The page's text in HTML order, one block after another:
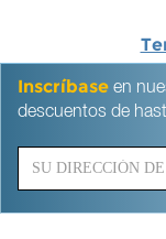
Inscríbase en
descuentos de